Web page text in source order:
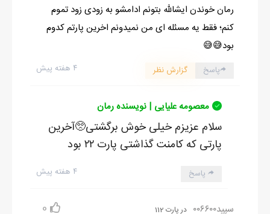
رمان خوندن ایشالله بتونم ادامشو به زودی زود تموم
کنم؛ فقط یه مسئله ای من نمیدونم اخرین پارتم کدوم
بود😅😅
۴ هفته پیش پاسخ گزارش نظر
معصومه علیایی | نویسنده رمان
سلام عزیزم خیلی خوش برگشتی🥺آخرین
پارتی که کامنت گذاشتی پارت ۲۲ بود
۴ هفته پیش پاسخ
سپید۰۰۶۶۰۰ در پارت 112 0